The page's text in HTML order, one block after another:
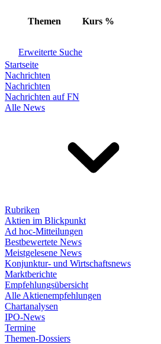
Themen Kurs %
Erweiterte Suche
Startseite
Nachrichten
Nachrichten
Nachrichten auf FN
Alle News
Rubriken
Aktien im Blickpunkt
Ad hoc-Mitteilungen
Bestbewertete News
Meistgelesene News
Konjunktur- und Wirtschaftsnews
Marktberichte
Empfehlungsübersicht
Alle Aktienempfehlungen
Chartanalysen
IPO-News
Termine
Themen-Dossiers